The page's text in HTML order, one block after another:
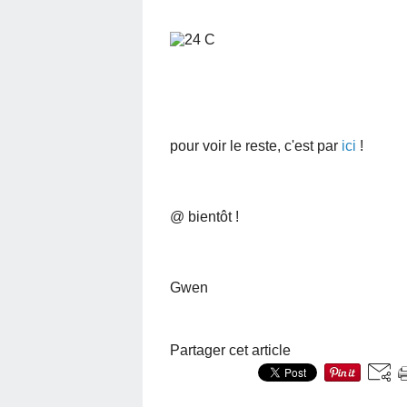
pour voir le reste, c'est par ici !
@ bientôt !
Gwen
Partager cet article